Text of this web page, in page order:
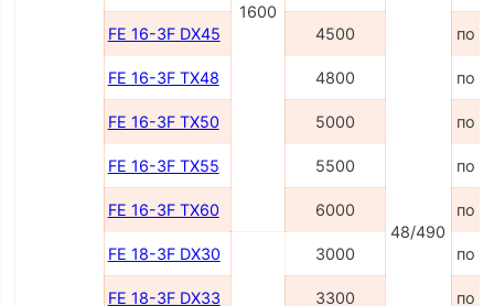
1600
48/490
FE 16-3F DX45 4500 по
FE 16-3F TX48 4800 по
FE 16-3F TX50 5000 по
FE 16-3F TX55 5500 по
FE 16-3F TX60 6000 по
FE 18-3F DX30 3000 по
FE 18-3F DX33 3300 по